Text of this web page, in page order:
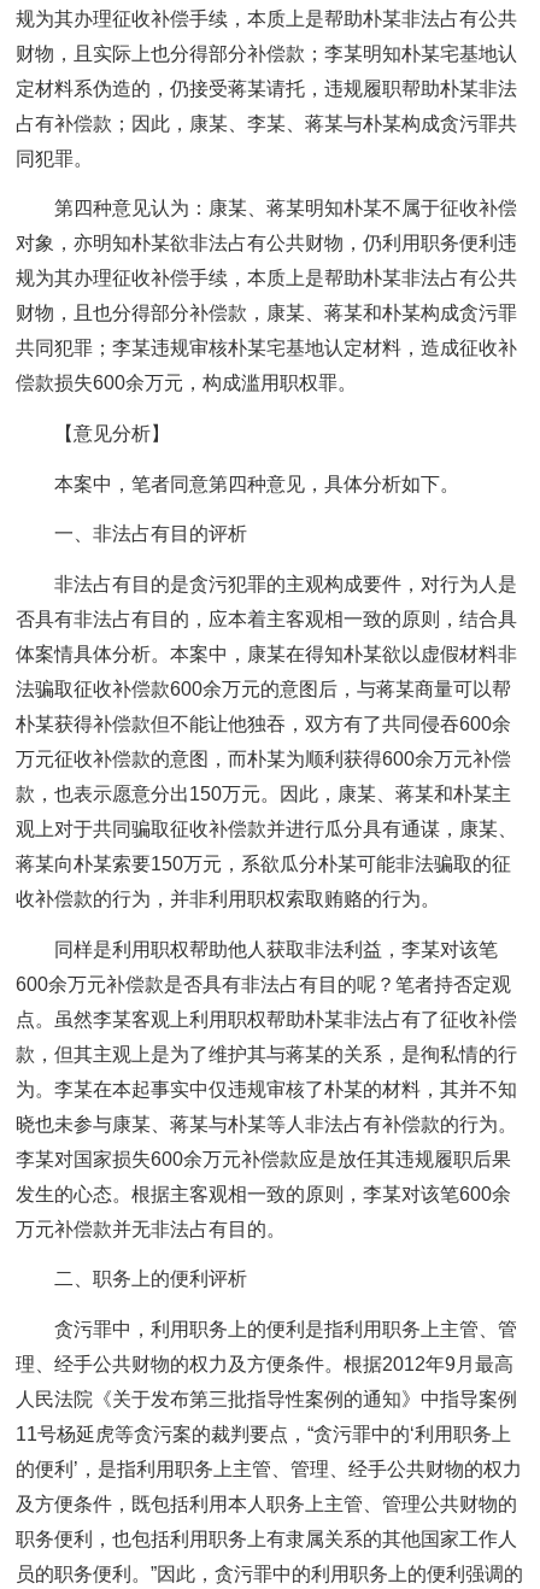
规为其办理征收补偿手续，本质上是帮助朴某非法占有公共
财物，且实际上也分得部分补偿款；李某明知朴某宅基地认
定材料系伪造的，仍接受蒋某请托，违规履职帮助朴某非法
占有补偿款；因此，康某、李某、蒋某与朴某构成贪污罪共
同犯罪。
第四种意见认为：康某、蒋某明知朴某不属于征收补偿
对象，亦明知朴某欲非法占有公共财物，仍利用职务便利违
规为其办理征收补偿手续，本质上是帮助朴某非法占有公共
财物，且也分得部分补偿款，康某、蒋某和朴某构成贪污罪
共同犯罪；李某违规审核朴某宅基地认定材料，造成征收补
偿款损失600余万元，构成滥用职权罪。
【意见分析】
本案中，笔者同意第四种意见，具体分析如下。
一、非法占有目的评析
非法占有目的是贪污犯罪的主观构成要件，对行为人是
否具有非法占有目的，应本着主客观相一致的原则，结合具
体案情具体分析。本案中，康某在得知朴某欲以虚假材料非
法骗取征收补偿款600余万元的意图后，与蒋某商量可以帮
朴某获得补偿款但不能让他独吞，双方有了共同侵吞600余
万元征收补偿款的意图，而朴某为顺利获得600余万元补偿
款，也表示愿意分出150万元。因此，康某、蒋某和朴某主
观上对于共同骗取征收补偿款并进行瓜分具有通谋，康某、
蒋某向朴某索要150万元，系欲瓜分朴某可能非法骗取的征
收补偿款的行为，并非利用职权索取贿赂的行为。
同样是利用职权帮助他人获取非法利益，李某对该笔
600余万元补偿款是否具有非法占有目的呢？笔者持否定观
点。虽然李某客观上利用职权帮助朴某非法占有了征收补偿
款，但其主观上是为了维护其与蒋某的关系，是徇私情的行
为。李某在本起事实中仅违规审核了朴某的材料，其并不知
晓也未参与康某、蒋某与朴某等人非法占有补偿款的行为。
李某对国家损失600余万元补偿款应是放任其违规履职后果
发生的心态。根据主客观相一致的原则，李某对该笔600余
万元补偿款并无非法占有目的。
二、职务上的便利评析
贪污罪中，利用职务上的便利是指利用职务上主管、管
理、经手公共财物的权力及方便条件。根据2012年9月最高
人民法院《关于发布第三批指导性案例的通知》中指导案例
11号杨延虎等贪污案的裁判要点，“贪污罪中的‘利用职务上
的便利’，是指利用职务上主管、管理、经手公共财物的权力
及方便条件，既包括利用本人职务上主管、管理公共财物的
职务便利，也包括利用职务上有隶属关系的其他国家工作人
员的职务便利。”因此，贪污罪中的利用职务上的便利强调的